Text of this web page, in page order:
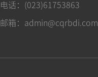
电话：(023)61753863
邮箱：admin@cqrbdi.com